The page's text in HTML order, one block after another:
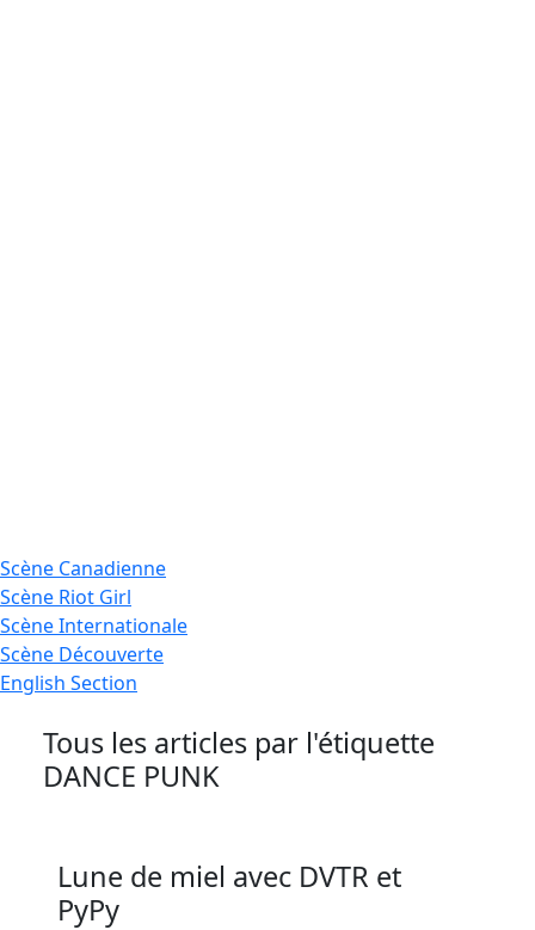
Scène Canadienne
Scène Riot Girl
ScèneInternationale
Scène Découverte
English Section
Tous les articles par l'étiquette
DANCE PUNK
Lune de miel avec DVTR et
PyPy